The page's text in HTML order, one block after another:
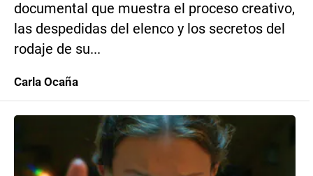
documental que muestra el proceso creativo,
las despedidas del elenco y los secretos del
rodaje de su...
Carla Ocaña